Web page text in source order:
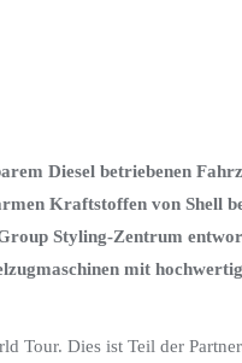
Diesel betriebenen
Kraftstoffen von Shell
Styling-Zentrum
mit
Tour. Dies ist Teil der